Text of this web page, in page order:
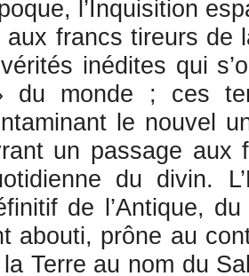
l’Inquisition
aux francs tireurs de
inédites qui
du monde ; ces
le nouvel
un passage aux
du divin.
de l’Antique,
abouti, prône au
la Terre au nom du